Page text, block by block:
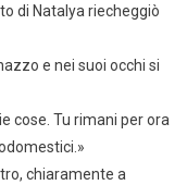
di Natalya riecheggiò
e nei suoi occhi si
cose. Tu rimani per ora
chiaramente a